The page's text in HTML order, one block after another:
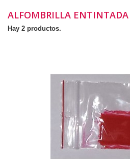
ALFOMBRILLA ENTINTADA
Hay 2 productos.